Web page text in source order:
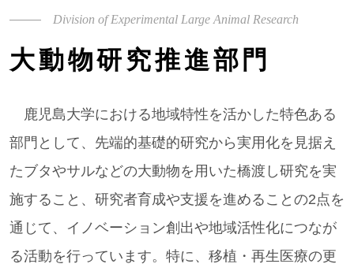
Division of Experimental Large Animal Research
大動物研究推進部門
鹿児島大学における地域特性を活かした特色ある
部門として、先端的基礎的研究から実用化を見据え
たブタやサルなどの大動物を用いた橋渡し研究を実
施すること、研究者育成や支援を進めることの2点を
通じて、イノベーション創出や地域活性化につなが
る活動を行っています。特に、移植・再生医療の更